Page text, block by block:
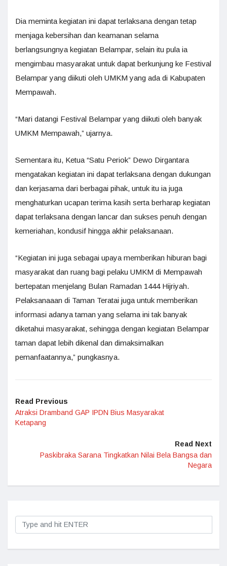
Dia meminta kegiatan ini dapat terlaksana dengan tetap
menjaga kebersihan dan keamanan selama
berlangsungnya kegiatan Belampar, selain itu pula ia
mengimbau masyarakat untuk dapat berkunjung ke Festival
Belampar yang diikuti oleh UMKM yang ada di Kabupaten
Mempawah.
“Mari datangi Festival Belampar yang diikuti oleh banyak
UMKM Mempawah,” ujarnya.
Sementara itu, Ketua “Satu Periok” Dewo Dirgantara
mengatakan kegiatan ini dapat terlaksana dengan dukungan
dan kerjasama dari berbagai pihak, untuk itu ia juga
menghaturkan ucapan terima kasih serta berharap kegiatan
dapat terlaksana dengan lancar dan sukses penuh dengan
kemeriahan, kondusif hingga akhir pelaksanaan.
“Kegiatan ini juga sebagai upaya memberikan hiburan bagi
masyarakat dan ruang bagi pelaku UMKM di Mempawah
bertepatan menjelang Bulan Ramadan 1444 Hijriyah.
Pelaksanaaan di Taman Teratai juga untuk memberikan
informasi adanya taman yang selama ini tak banyak
diketahui masyarakat, sehingga dengan kegiatan Belampar
taman dapat lebih dikenal dan dimaksimalkan
pemanfaatannya,” pungkasnya.
Read Previous
Atraksi Dramband GAP IPDN Bius Masyarakat
Ketapang
Read Next
Paskibraka Sarana Tingkatkan Nilai Bela Bangsa dan
Negara